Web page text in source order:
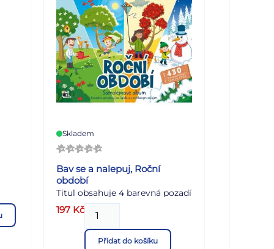
Skladem
Bav se a nalepuj, Roční
období
Titul obsahuje 4 barevná pozadí
a více než 100 statických
samolepek, které jsou
opakovaně použitelné.
197 Kč
Přidat do košíku